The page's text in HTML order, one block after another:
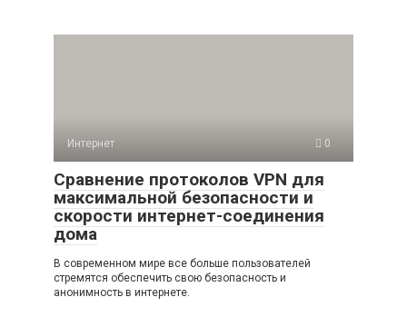
Интернет 0
Сравнение протоколов VPN для
максимальной безопасности и
скорости интернет-соединения
дома
В современном мире все больше пользователей
стремятся обеспечить свою безопасность и
анонимность в интернете.